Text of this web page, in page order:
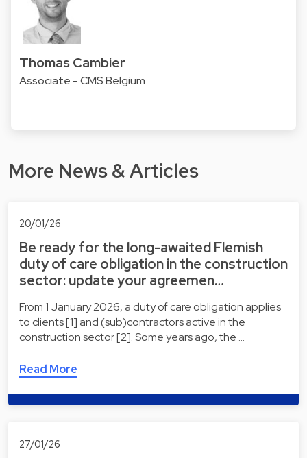
Thomas Cambier
Associate - CMS Belgium
More News & Articles
20/01/26
Be ready for the long-awaited Flemish
duty of care obligation in the construction
sector: update your agreemen…
From 1 January 2026, a duty of care obligation applies
to clients [1] and (sub)contractors active in the
construction sector [2]. Some years ago, the …
Read More
27/01/26